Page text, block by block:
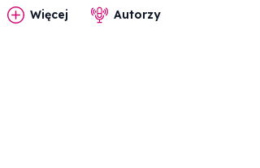
Więcej Autorzy